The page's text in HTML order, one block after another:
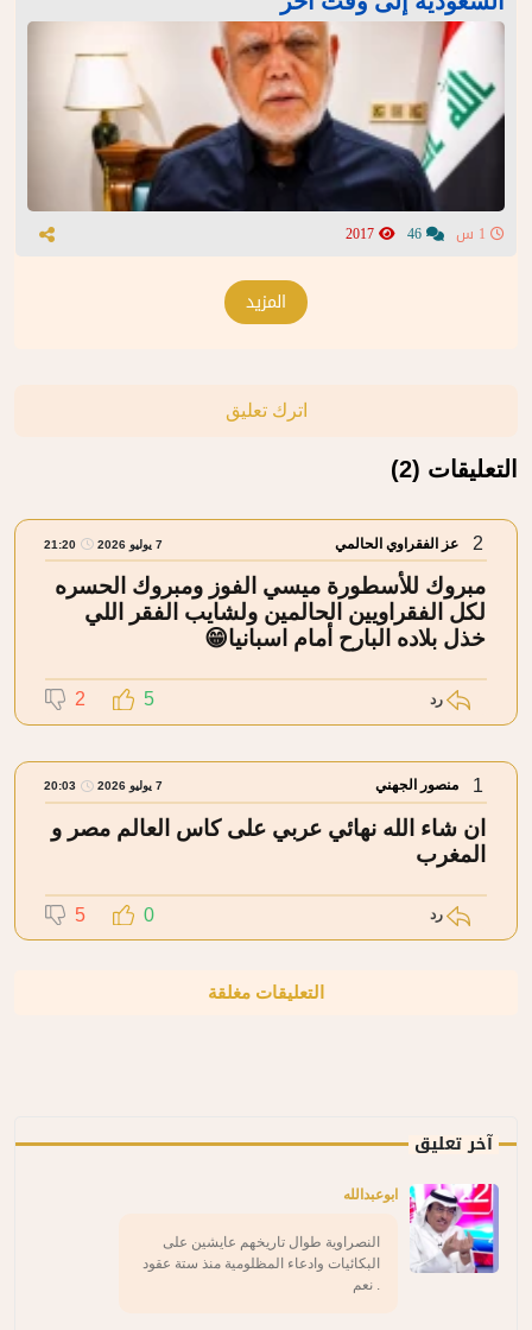
المزيد
اترك تعليق
التعليقات (2)
2 عز الفقراوي الحالمي 7 يوليو 2026 21:20
مبروك للأسطورة ميسي الفوز ومبروك الحسره
لكل الفقراويين الحالمين ولشايب الفقر اللي
خذل بلاده البارح أمام اسبانيا😁
رد 5
2
1 منصور الجهني 7 يوليو 2026 20:03
ان شاء الله نهائي عربي على كاس العالم مصر و
المغرب
رد 0
5
التعليقات مغلقة
آخر تعليق
ابوعبدالله
النصراوية طوال تاريخهم عايشين على
البكائيات وادعاء المظلومية منذ ستة عقود
. نعم